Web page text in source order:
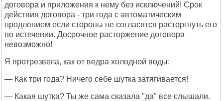
договора и приложения к нему без исключений! Срок
действия договора - три года с автоматическим
продлением если стороны не согласятся расторгнуть его
по истечении. Досрочное расторжение договора
невозможно!
Я протрезвела, как от ведра холодной воды:
— Как три года? Ничего себе шутка затягивается!
— Какая шутка? Ты же сама сказала "да" все слышали.